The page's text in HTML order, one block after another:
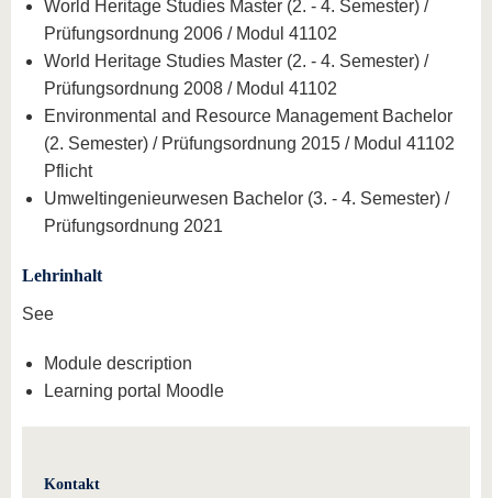
World Heritage Studies Master (2. - 4. Semester) /
Prüfungsordnung 2006 / Modul 41102
World Heritage Studies Master (2. - 4. Semester) /
Prüfungsordnung 2008 / Modul 41102
Environmental and Resource Management Bachelor
(2. Semester) / Prüfungsordnung 2015 / Modul 41102
Pflicht
Umweltingenieurwesen Bachelor (3. - 4. Semester) /
Prüfungsordnung 2021
Lehrinhalt
See
Module description
Learning portal Moodle
Kontakt